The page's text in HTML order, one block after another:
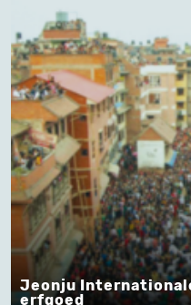
Jeonju
erfgoed